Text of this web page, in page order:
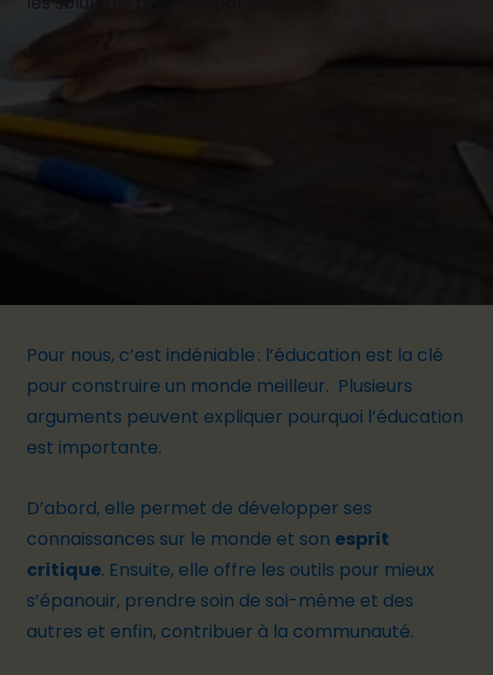
Pour nous, c’est indéniable : l’éducation est la clé
pour construire un monde meilleur. Plusieurs
arguments peuvent expliquer pourquoi l’éducation
est importante.
D’abord, elle permet de développer ses
connaissances sur le monde et son esprit
critique. Ensuite, elle offre les outils pour mieux
s’épanouir, prendre soin de soi-même et des
autres et enfin, contribuer à la communauté.